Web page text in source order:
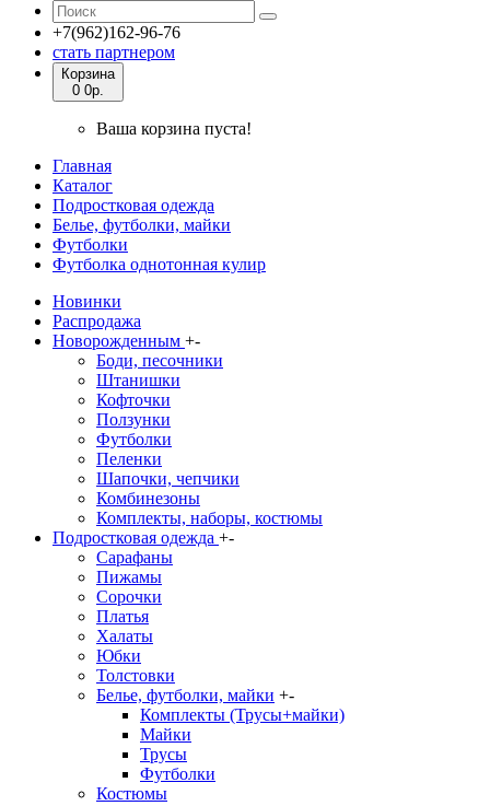
+7(962)162-96-76
стать партнером
Корзина
0 0р.
Ваша корзина пуста!
Главная
Каталог
Подростковая одежда
Белье, футболки, майки
Футболки
Футболка однотонная кулир
Новинки
Распродажа
Новорожденным +-
Боди, песочники
Штанишки
Кофточки
Ползунки
Футболки
Пеленки
Шапочки, чепчики
Комбинезоны
Комплекты, наборы, костюмы
Подростковая одежда +-
Сарафаны
Пижамы
Сорочки
Платья
Халаты
Юбки
Толстовки
Белье, футболки, майки +-
Комплекты (Трусы+майки)
Майки
Трусы
Футболки
Костюмы